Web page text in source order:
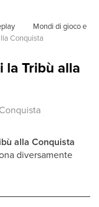
Mondi di gioco e
Conquista
la Tribù alla
alla Conquista
diversamente